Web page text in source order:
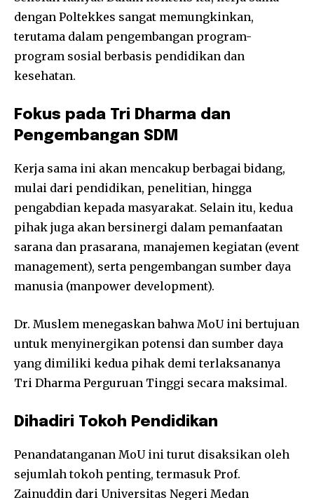
dengan Poltekkes sangat memungkinkan,
terutama dalam pengembangan program-
program sosial berbasis pendidikan dan
kesehatan.
Fokus pada Tri Dharma dan
Pengembangan SDM
Kerja sama ini akan mencakup berbagai bidang,
mulai dari pendidikan, penelitian, hingga
pengabdian kepada masyarakat. Selain itu, kedua
pihak juga akan bersinergi dalam pemanfaatan
sarana dan prasarana, manajemen kegiatan (event
management), serta pengembangan sumber daya
manusia (manpower development).
Dr. Muslem menegaskan bahwa MoU ini bertujuan
untuk menyinergikan potensi dan sumber daya
yang dimiliki kedua pihak demi terlaksananya
Tri Dharma Perguruan Tinggi secara maksimal.
Dihadiri Tokoh Pendidikan
Penandatanganan MoU ini turut disaksikan oleh
sejumlah tokoh penting, termasuk Prof.
Zainuddin dari Universitas Negeri Medan